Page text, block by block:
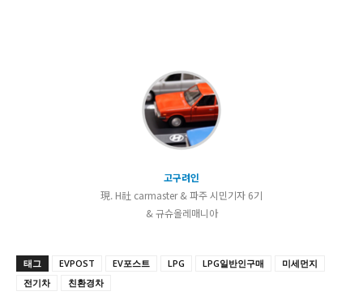
고구려인
現. H社 carmaster & 파주 시민기자 6기
& 규슈올레매니아
태그 EVPOST EV포스트 LPG LPG일반인구매
미세먼지
전기차
친환경차